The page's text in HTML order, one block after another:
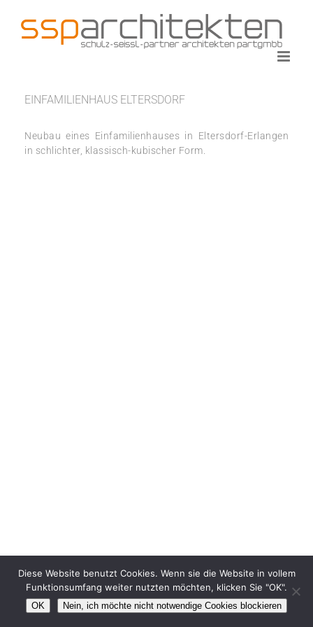
Inhalt
springen
EINFAMILIENHAUS ELTERSDORF
Neubau eines Einfamilienhauses in Eltersdorf-Erlangen
in schlichter, klassisch-kubischer Form.
Diese Website benutzt Cookies. Wenn sie die Website in vollem
Funktionsumfang weiter nutzten möchten, klicken Sie "OK".
OK Nein, ich möchte nicht notwendige Cookies blockieren